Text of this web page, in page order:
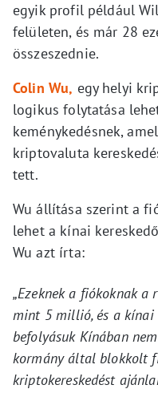
egyik profil például
felületen, és már 28
összeszednie.
Colin Wu, egy helyi
logikus folytatása
keménykedésnek,
kriptovaluta
tett.
Wu állítása szerint a
lehet a kínai
Wu azt írta:
„Ezeknek a fiókoknak a
mint 5 millió, és a kínai
befolyásuk Kínában
kormány által blokkolt
kriptokereskedést